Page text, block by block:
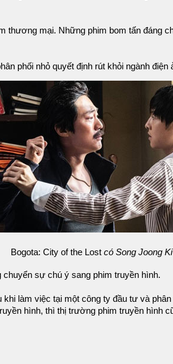
thương mại. Những phim bom tấn đáng
phối nhỏ quyết định rút khỏi ngành
Bogota: City of the Lost có Song Joong
chuyển sự chú ý sang phim truyền hình.
làm việc tại một công ty đầu tư và
hình, thì thị trường phim truyền hình